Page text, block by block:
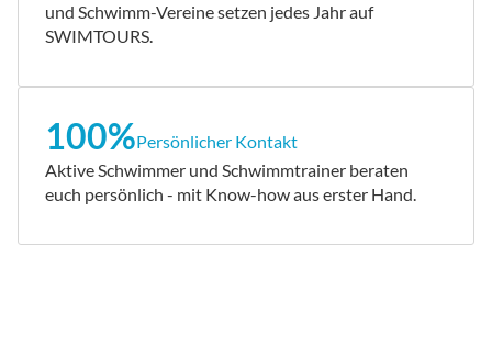
und Schwimm-Vereine setzen jedes Jahr auf
SWIMTOURS.
100%Persönlicher Kontakt
Aktive Schwimmer und Schwimmtrainer beraten
euch persönlich - mit Know-how aus erster Hand.